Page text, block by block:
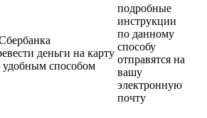
деньги на карту
способом
подробные
инструкции
по данному
способу
отправятся на
вашу
электронную
почту